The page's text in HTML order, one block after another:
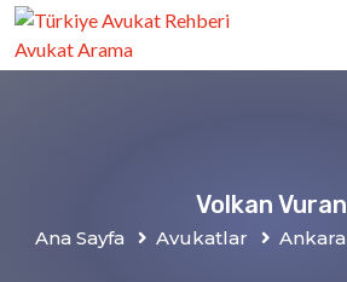
Volkan Vuran
Ana Sayfa Avukatlar Ankara